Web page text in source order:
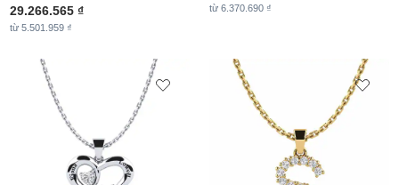
29.266.565 ₫
từ 5.501.959 ₫
từ 6.370.690 ₫